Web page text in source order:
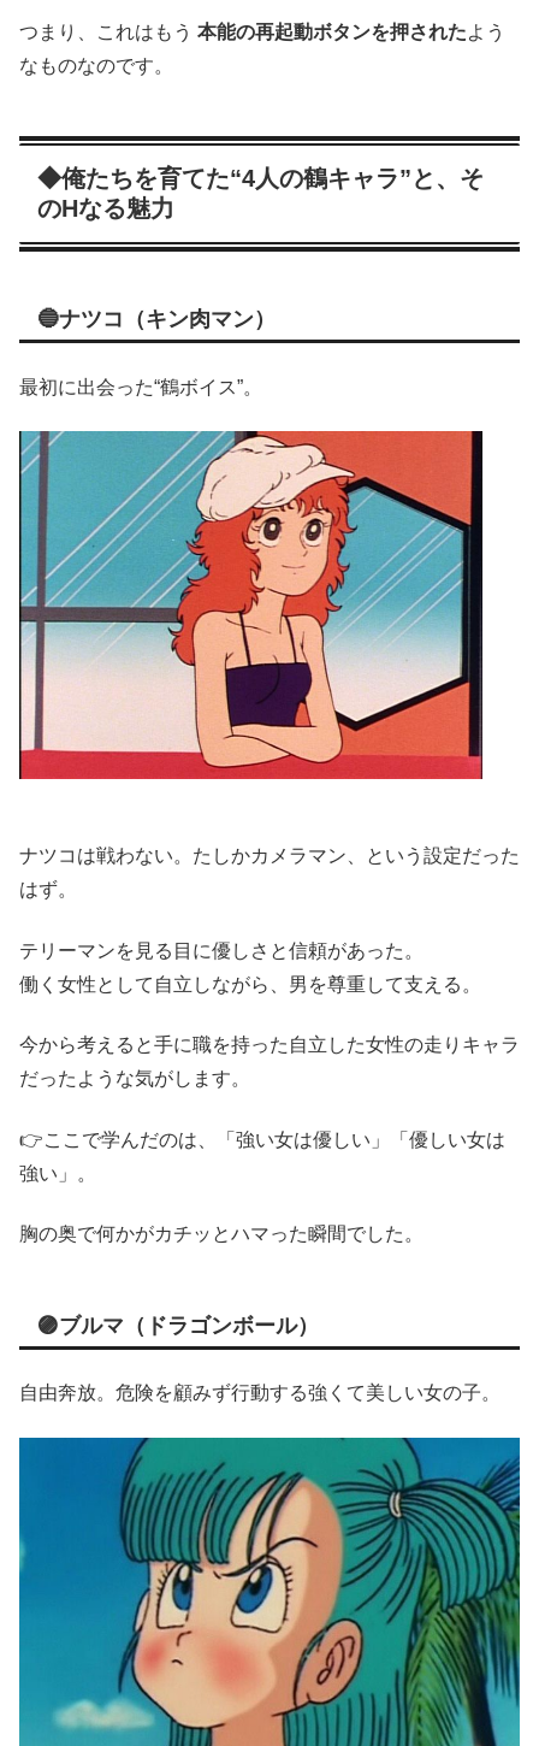
つまり、これはもう 本能の再起動ボタンを押されたよう
なものなのです。
◆俺たちを育てた“4人の鶴キャラ”と、そ
のHなる魅力
🔵ナツコ（キン肉マン）
最初に出会った“鶴ボイス”。
ナツコは戦わない。たしかカメラマン、という設定だった
はず。
テリーマンを見る目に優しさと信頼があった。
働く女性として自立しながら、男を尊重して支える。
今から考えると手に職を持った自立した女性の走りキャラ
だったような気がします。
👉ここで学んだのは、「強い女は優しい」「優しい女は
強い」。
胸の奥で何かがカチッとハマった瞬間でした。
🟣ブルマ（ドラゴンボール）
自由奔放。危険を顧みず行動する強くて美しい女の子。